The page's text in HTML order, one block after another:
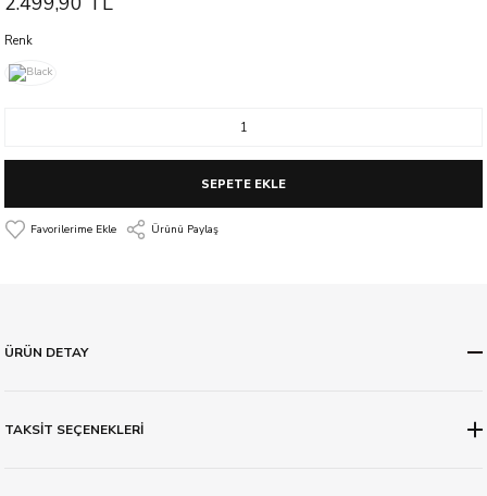
Renk
SEPETE EKLE
Ürünü Paylaş
ÜRÜN DETAY
TAKSİT SEÇENEKLERİ